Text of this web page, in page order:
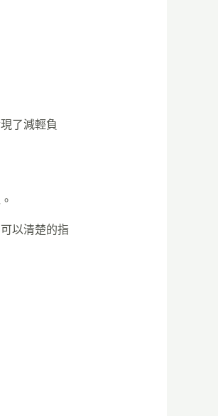
了減輕負
以清楚的指